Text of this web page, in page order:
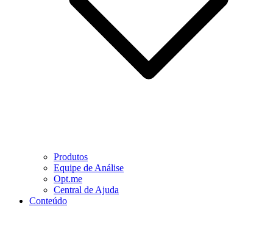
Produtos
Equipe de Análise
Opt.me
Central de Ajuda
Conteúdo